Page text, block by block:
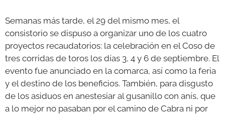
Semanas más tarde, el 29 del mismo mes, el
consistorio se dispuso a organizar uno de los cuatro
proyectos recaudatorios: la celebración en el Coso de
tres corridas de toros los días 3, 4 y 6 de septiembre. El
evento fue anunciado en la comarca, así como la feria
y el destino de los beneficios. También, para disgusto
de los asiduos en anestesiar al gusanillo con anís, que
a lo mejor no pasaban por el camino de Cabra ni por